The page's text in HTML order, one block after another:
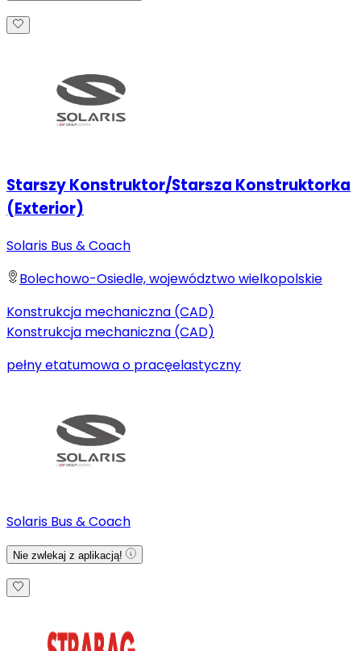
Starszy Konstruktor/Starsza Konstruktorka
(Exterior)
Solaris Bus & Coach
Bolechowo-Osiedle, województwo wielkopolskie
Konstrukcja mechaniczna (CAD)
Konstrukcja mechaniczna (CAD)
pełny etatumowa o pracęelastyczny
Solaris Bus & Coach
Nie zwlekaj z aplikacją!